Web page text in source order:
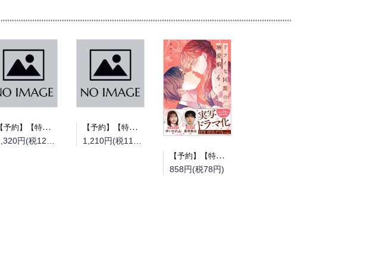
【予約】【特典付き】とある町でおきた百の怪異について 下（08/19頃発送予定）
【予約】【特典付き】とある町でおきた百の怪異について 上（08/19頃発送予定）
【予約】【特典付き】ドライな同期の溺愛癖 4（08/18頃発送予定）
858円(税78円)